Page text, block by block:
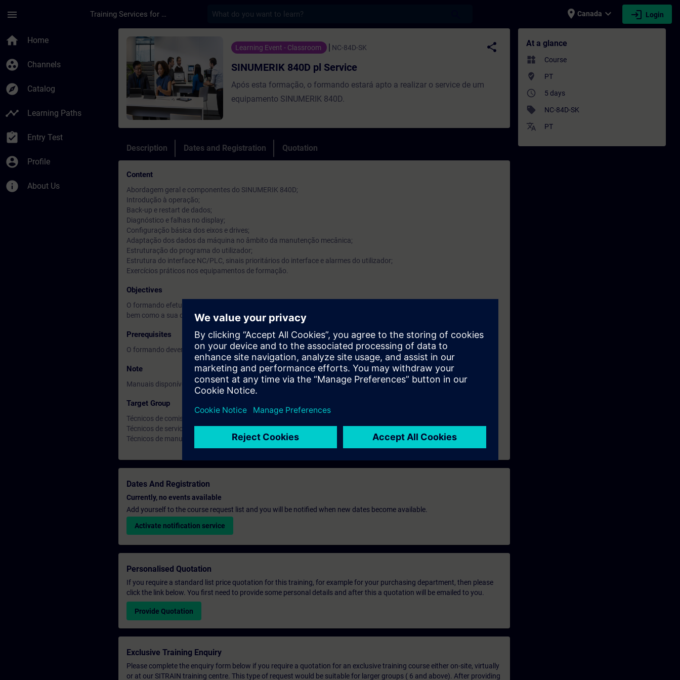
menu Training Services for Digital Industries place Canada expand_more login Login
home Home
group_work Channels
explore Catalog
timeline Learning Paths
assignment_turned_in Entry Test
account_circle Profile
info About Us
Course - SINUMERIK 840D pl Service - Training - Training - Professional development | SITRAIN
Learning Event - Classroom NC-84D-SK
share
SINUMERIK 840D pl Service
Após esta formação, o formando estará apto a realizar o service de um
equipamento SINUMERIK 840D.
Description Dates and Registration Quotation
Content
Abordagem geral e componentes do SINUMERIK 840D;
Introdução à operação;
Back-up e restart de dados;
Diagnóstico e falhas no display;
Configuração básica dos eixos e drives;
Adaptação dos dados da máquina no âmbito da manutenção mecânica;
Estruturação do programa do utilizador;
Estrutura do interface NC/PLC, sinais prioritários do interface e alarmes do utilizador;
Exercícios práticos nos equipamentos de formação.
Objectives
O formando efetua testes em equipamentos SINUMERIK 840D e SIMODRIVE 611D; simula e identifica eventuais falhas,
bem como a sua correção, o que permite minimizar o tempo de máquina parada e aumentar a produtividade.
Prerequisites
O formando deverá ter noções de automação e de Windows na ótica do utilizador
Note
Manuais disponíveis em Inglês.
Target Group
Técnicos de comissionamento;
Técnicos de service;
Técnicos de manutenção.
Dates And Registration
Currently, no events available
Add yourself to the course request list and you will be notified when new dates become available.
Activate notification service
Personalised Quotation
If you require a standard list price quotation for this training, for example for your purchasing department, then please
click the link below. You first need to provide some personal details and after this a quotation will be emailed to you.
Provide Quotation
Exclusive Training Enquiry
Please complete the enquiry form below if you require a quotation for an exclusive training course either on-site, virtually
or at our SITRAIN training centre. This type of request would be suitable for larger groups ( 6 and above). After providing
At a glance
widgets Course
where_to_vote PT
access_time 5 days
sell NC-84D-SK
translate PT